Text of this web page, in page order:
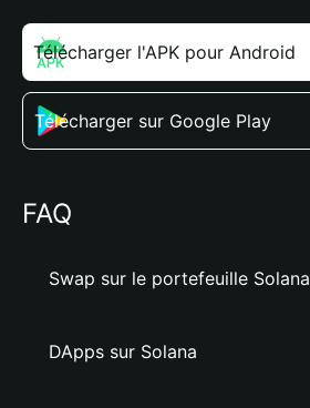
Télécharger l'APK pour Android
Télécharger sur Google Play
FAQ
Swap sur le portefeuille Solana
DApps sur Solana